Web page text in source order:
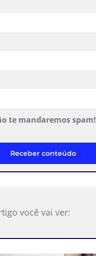
te mandaremos spam!
Receber conteúdo
você vai ver: